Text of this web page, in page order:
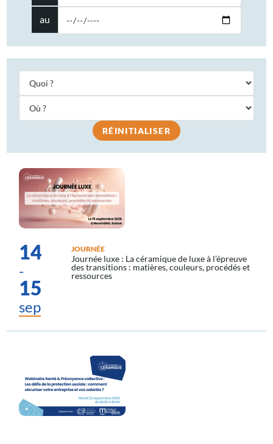
au
RÉINITIALISER
14
-
15
sep
JOURNÉE
Journée luxe : La céramique de luxe à l’épreuve
des transitions : matières, couleurs, procédés et
ressources